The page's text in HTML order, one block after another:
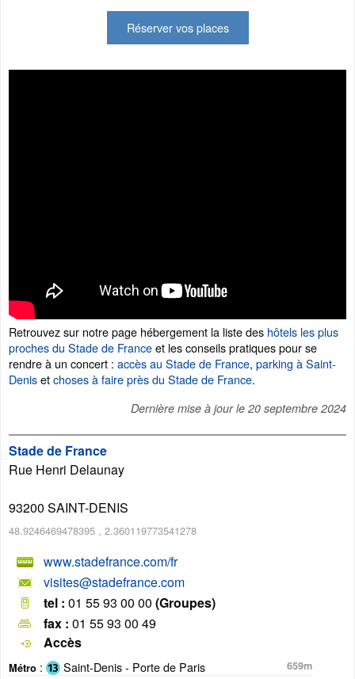
Réserver vos places
Retrouvez sur notre page hébergement la liste des hôtels les plus
proches du Stade de Franceet les conseils pratiques pour se
rendre à un concert : accès au Stade de France, parking à Saint-
Denisetchoses à faire près du Stade de France.
Dernière mise à jour le 20 septembre 2024
Stade de France
Rue Henri Delaunay
93200 SAINT-DENIS
48.9246469478395 , 2.360119773541278
www.stadefrance.com/fr
visites@stadefrance.com
tel : 01 55 93 00 00 (Groupes)
fax : 01 55 93 00 49
Accès
Métro : Saint-Denis - Porte de Paris
659m